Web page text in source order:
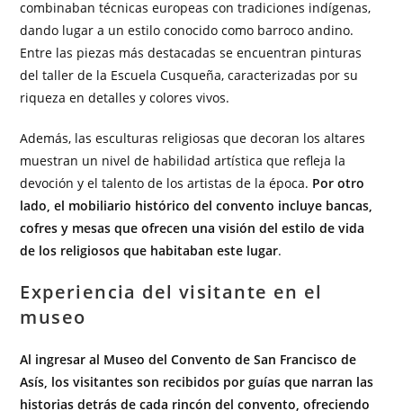
combinaban técnicas europeas con tradiciones indígenas,
dando lugar a un estilo conocido como barroco andino.
Entre las piezas más destacadas se encuentran pinturas
del taller de la Escuela Cusqueña, caracterizadas por su
riqueza en detalles y colores vivos.
Además, las esculturas religiosas que decoran los altares
muestran un nivel de habilidad artística que refleja la
devoción y el talento de los artistas de la época. Por otro
lado, el mobiliario histórico del convento incluye bancas,
cofres y mesas que ofrecen una visión del estilo de vida
de los religiosos que habitaban este lugar.
Experiencia del visitante en el
museo
Al ingresar al Museo del Convento de San Francisco de
Asís, los visitantes son recibidos por guías que narran las
historias detrás de cada rincón del convento, ofreciendo